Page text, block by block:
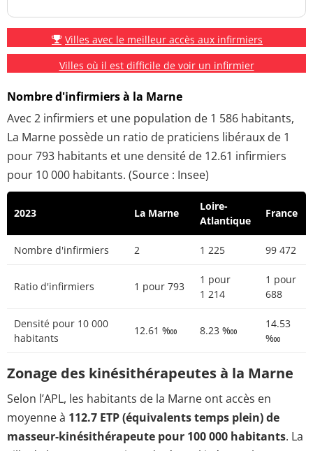
Villes avec le meilleur accès aux infirmiers
Villes où il est difficile de voir un infirmier
Nombre d'infirmiers à la Marne
Avec 2 infirmiers et une population de 1 586 habitants,
La Marne possède un ratio de praticiens libéraux de 1
pour 793 habitants et une densité de 12.61 infirmiers
pour 10 000 habitants. (Source : Insee)
2023 La Marne
Loire-
Atlantique
France
Nombre d'infirmiers 2 1 225 99 472
Ratio d'infirmiers 1 pour 793
1 pour
1 214
1 pour
688
Densité pour 10 000
habitants
12.61 ‱ 8.23 ‱
14.53
‱
Zonage des kinésithérapeutes à la Marne
Selon l’APL, les habitants de la Marne ont accès en
moyenne à 112.7 ETP (équivalents temps plein) de
masseur-kinésithérapeute pour 100 000 habitants. La